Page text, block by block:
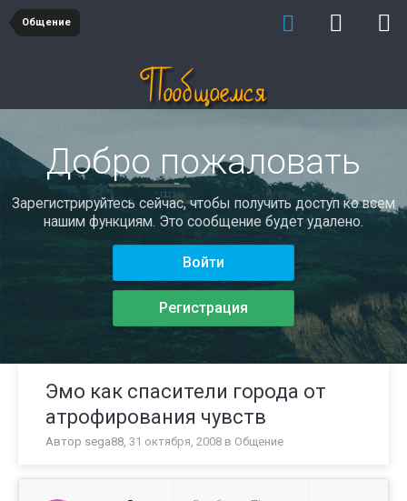
Общение
Добро пожаловать
Зарегистрируйтесь сейчас, чтобы получить доступ ко всем
нашим функциям. Это сообщение будет удалено.
Войти
Регистрация
Эмо как спасители города от
атрофирования чувств
Автор sega88, 31 октября, 2008 в Общение